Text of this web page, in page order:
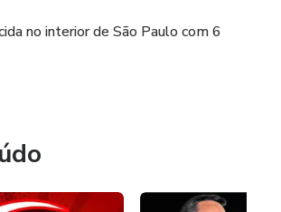
no interior de São Paulo com 6